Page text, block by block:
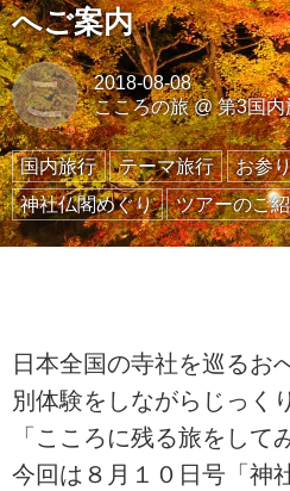
へご案内
こ
2018-08-08
こころの旅@第3国内
国内旅行 テーマ旅行
お参
神社仏閣めぐり
ツアーのご
日本全国の寺社を巡るお
別体験をしながらじっく
「こころに残る旅をして
今回は８月１０日号「神